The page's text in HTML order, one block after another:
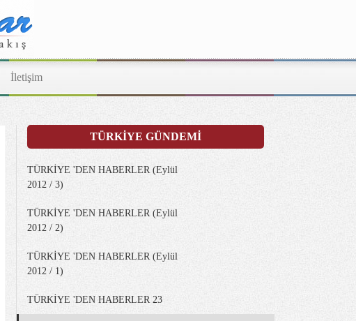
İletişim
TÜRKİYE GÜNDEMİ
TÜRKİYE 'DEN HABERLER (Eylül
2012 / 3)
TÜRKİYE 'DEN HABERLER (Eylül
2012 / 2)
TÜRKİYE 'DEN HABERLER (Eylül
2012 / 1)
TÜRKİYE 'DEN HABERLER 23